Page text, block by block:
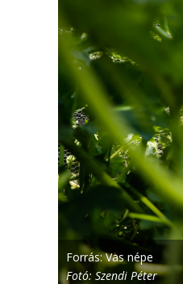
Forrás: Vas népe
Fotó: Szendi Péter